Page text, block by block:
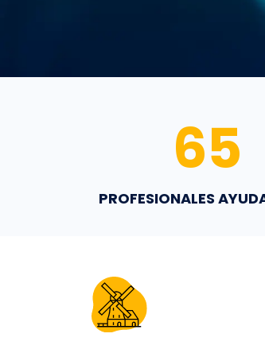
PROFESIONALES
65